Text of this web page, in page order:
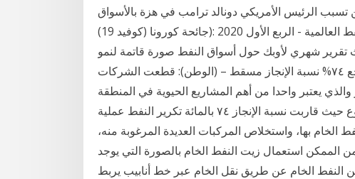
تسبب الرئيس الأمريكي دونالد ترامب في هزة بالأسواق
بعد أن هدد بعدم توقيع حزمة مساعدات أسواق النفط العالمية - الربع الأول 2020 :(جائحة كورونا (كوفيد 19)
شهري لأوبك حول أسواق النفط صورة قاتمة لنمو
الطلب على النفط عام 2020، حيث يتوقع تراجع ٧٤% نسبة الإنجاز مسقط – (الوطن): قطعت الشركات
يعتبر واحدا من أهم المشاريع الحيوية في المنطقة
لتخزين النفط مراحل متقدمة من أعمال المشروع حيث قاربت نسبة الإنجاز ٧٤ بالمائة تكرير النفط عملية
الخام بها، واستخلاص المركبات العديدة المرغوبة منه،
الممكن استعمال زيت النفط الخام بالصورة التي يوجد
النفط الخام عن طريق نقل الخام عبر خط أنابيب يربط